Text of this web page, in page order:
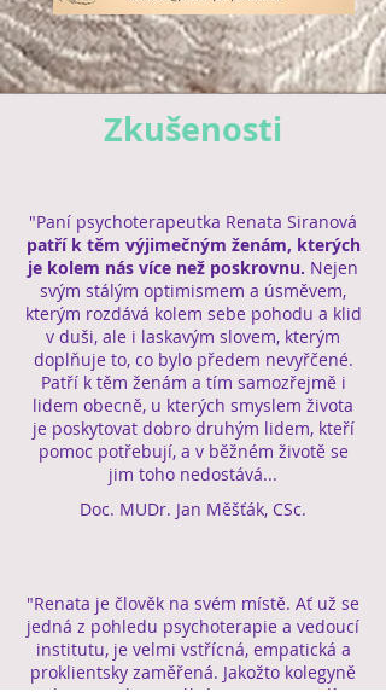
Zkušenosti
"Paní psychoterapeutka Renata Siranová
patří k těm výjimečným ženám, kterých
je kolem nás více než poskrovnu. Nejen
svým stálým optimismem a úsměvem,
kterým rozdává kolem sebe pohodu a klid
v duši, ale i laskavým slovem, kterým
doplňuje to, co bylo předem nevyřčené.
Patří k těm ženám a tím samozřejmě i
lidem obecně, u kterých smyslem života
je poskytovat dobro druhým lidem, kteří
pomoc potřebují, a v běžném životě se
jim toho nedostává...
Doc. MUDr. Jan Měšťák, CSc.
"Renata je člověk na svém místě. Ať už se
jedná z pohledu psychoterapie a vedoucí
institutu, je velmi vstřícná, empatická a
proklientsky zaměřená. Jakožto kolegyně